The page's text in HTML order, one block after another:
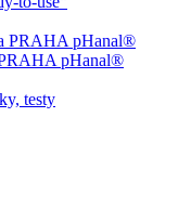
PRAHA pHanal®
pHanal®
testy